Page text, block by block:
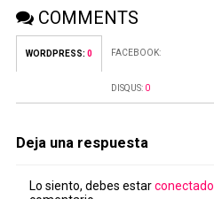
COMMENTS
WORDPRESS: 0 FACEBOOK:
DISQUS: 0
Deja una respuesta
Lo siento, debes estarconectado